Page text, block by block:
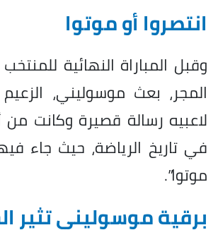
انتصروا أو موتوا
وقبل المباراة النهائية
المجر، بعث موسوليني،
لاعبيه رسالة قصيرة وكانت
في تاريخ الرياضة، حيث جاء
موتوا”.
برقية موسوليني تثير